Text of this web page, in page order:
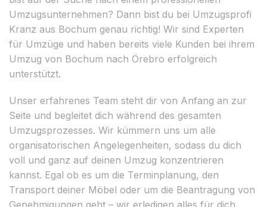
Umzugsunternehmen? Dann bist du bei Umzugsprofi
Kranz aus Bochum genau richtig! Wir sind Experten
für Umzüge und haben bereits viele Kunden bei ihrem
Umzug von Bochum nach Örebro erfolgreich
unterstützt.
Unser erfahrenes Team steht dir von Anfang an zur
Seite und begleitet dich während des gesamten
Umzugsprozesses. Wir kümmern uns um alle
organisatorischen Angelegenheiten, sodass du dich
voll und ganz auf deinen Umzug konzentrieren
kannst. Egal ob es um die Terminplanung, den
Transport deiner Möbel oder um die Beantragung von
Genehmigungen geht – wir erledigen alles für dich.